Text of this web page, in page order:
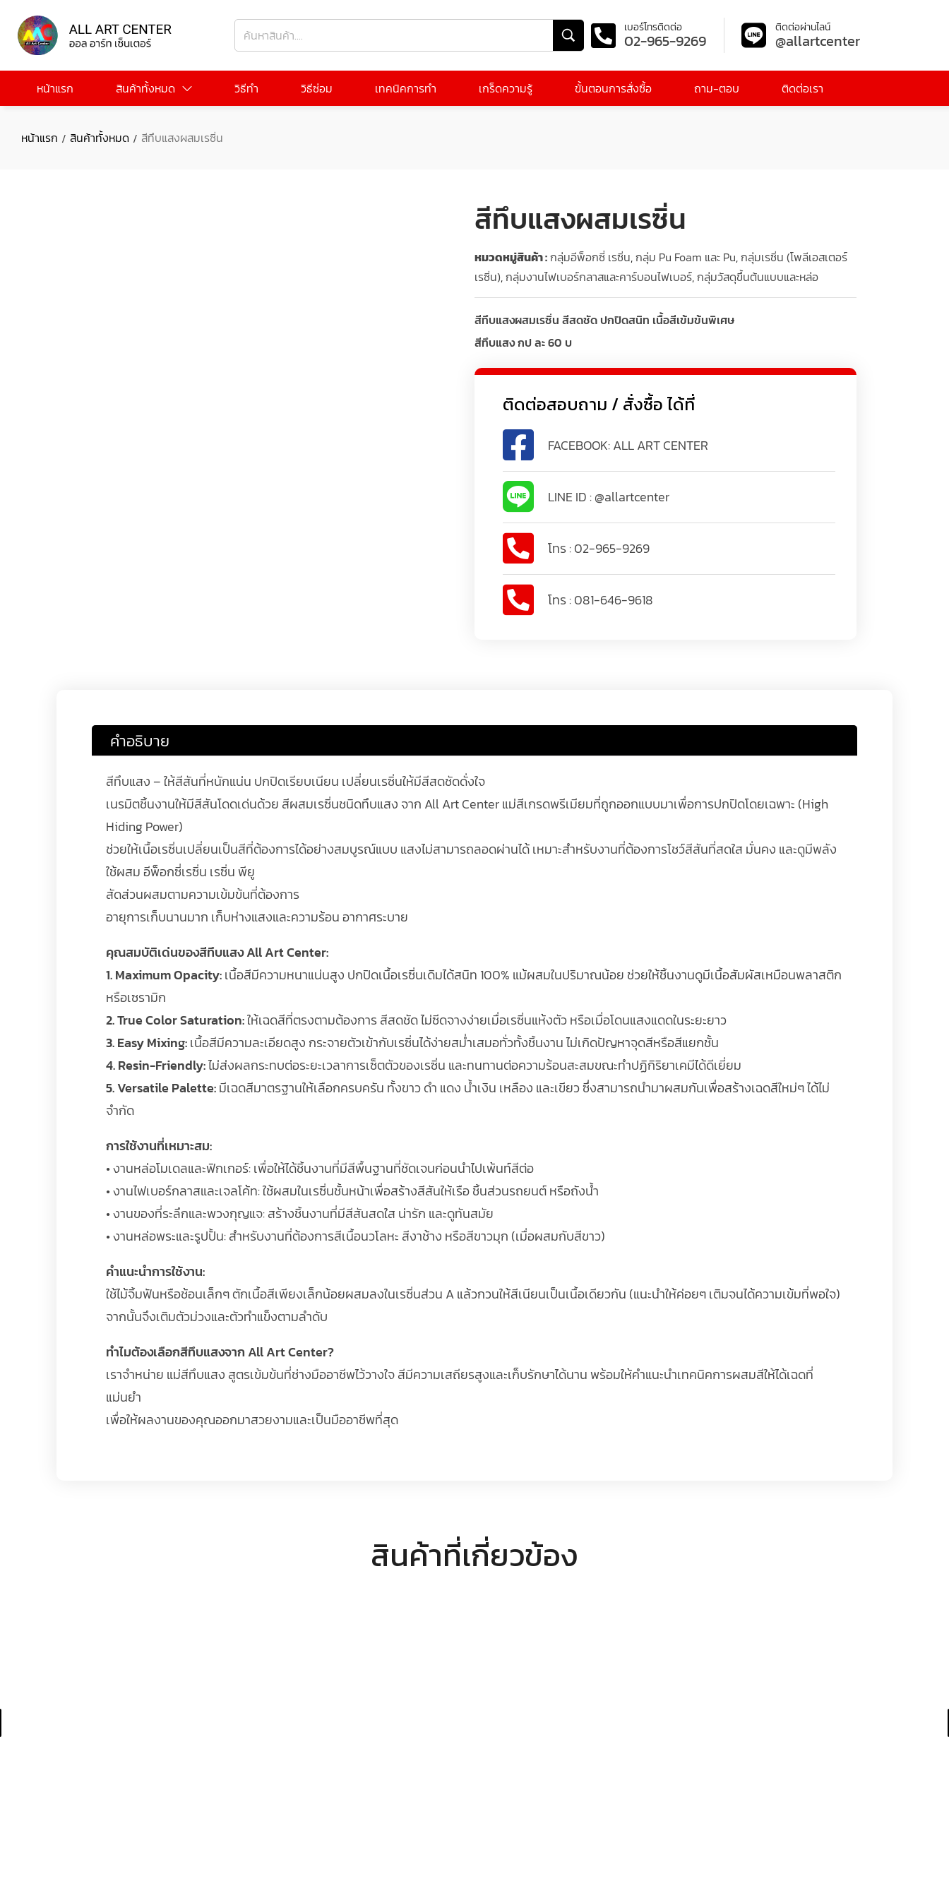
เบอร์โทรติดต่อ
02-965-9269
ติดต่อผ่านไลน์
@allartcenter
หน้าแรก สินค้าทั้งหมด วิธีทำ วิธีซ่อม เทคนิคการทำ เกร็ดความรู้ ขั้นตอนการสั่งซื้อ ถาม-ตอบ ติดต่อเรา
หน้าแรก / สินค้าทั้งหมด / สีทึบแสงผสมเรซิ่น
สีทึบแสงผสมเรซิ่น
หมวดหมู่สินค้า :กลุ่มอีพ็อกซี่ เรซิ่น,กลุ่ม Pu Foam และ Pu,กลุ่มเรซิ่น (โพลีเอสเตอร์
เรซิ่น),กลุ่มงานไฟเบอร์กลาสและคาร์บอนไฟเบอร์,กลุ่มวัสดุขึ้นต้นแบบและหล่อ
สีทึบแสงผสมเรซิ่น สีสดชัด ปกปิดสนิท เนื้อสีเข้มข้นพิเศษ
สีทึบแสง กป ละ 60 บ
ติดต่อสอบถาม / สั่งซื้อ ได้ที่
FACEBOOK: ALL ART CENTER
LINE ID : @allartcenter
โทร : 02-965-9269
โทร : 081-646-9618
คำอธิบาย
สีทึบแสง – ให้สีสันที่หนักแน่น ปกปิดเรียบเนียน เปลี่ยนเรซิ่นให้มีสีสดชัดดั่งใจ
เนรมิตชิ้นงานให้มีสีสันโดดเด่นด้วย สีผสมเรซิ่นชนิดทึบแสง จาก All Art Center แม่สีเกรดพรีเมียมที่ถูกออกแบบมาเพื่อการปกปิดโดยเฉพาะ (High
Hiding Power)
ช่วยให้เนื้อเรซิ่นเปลี่ยนเป็นสีที่ต้องการได้อย่างสมบูรณ์แบบ แสงไม่สามารถลอดผ่านได้ เหมาะสำหรับงานที่ต้องการโชว์สีสันที่สดใส มั่นคง และดูมีพลัง
ใช้ผสม อีพ็อกซี่เรซิ่น เรซิ่น พียู
สัดส่วนผสมตามความเข้มข้นที่ต้องการ
อายุการเก็บนานมาก เก็บห่างแสงและความร้อน อากาศระบาย
คุณสมบัติเด่นของสีทึบแสง All Art Center:
1. Maximum Opacity:เนื้อสีมีความหนาแน่นสูง ปกปิดเนื้อเรซิ่นเดิมได้สนิท 100% แม้ผสมในปริมาณน้อย ช่วยให้ชิ้นงานดูมีเนื้อสัมผัสเหมือนพลาสติก
หรือเซรามิก
2. True Color Saturation:ให้เฉดสีที่ตรงตามต้องการ สีสดชัด ไม่ซีดจางง่ายเมื่อเรซิ่นแห้งตัว หรือเมื่อโดนแสงแดดในระยะยาว
3. Easy Mixing:เนื้อสีมีความละเอียดสูง กระจายตัวเข้ากับเรซิ่นได้ง่ายสม่ำเสมอทั่วทั้งชิ้นงาน ไม่เกิดปัญหาจุดสีหรือสีแยกชั้น
4. Resin-Friendly:ไม่ส่งผลกระทบต่อระยะเวลาการเซ็ตตัวของเรซิ่น และทนทานต่อความร้อนสะสมขณะทำปฏิกิริยาเคมีได้ดีเยี่ยม
5. Versatile Palette:มีเฉดสีมาตรฐานให้เลือกครบครัน ทั้งขาว ดำ แดง น้ำเงิน เหลือง และเขียว ซึ่งสามารถนำมาผสมกันเพื่อสร้างเฉดสีใหม่ๆ ได้ไม่
จำกัด
การใช้งานที่เหมาะสม:
• งานหล่อโมเดลและฟิกเกอร์: เพื่อให้ได้ชิ้นงานที่มีสีพื้นฐานที่ชัดเจนก่อนนำไปเพ้นท์สีต่อ
• งานไฟเบอร์กลาสและเจลโค้ท: ใช้ผสมในเรซิ่นชั้นหน้าเพื่อสร้างสีสันให้เรือ ชิ้นส่วนรถยนต์ หรือถังน้ำ
• งานของที่ระลึกและพวงกุญแจ: สร้างชิ้นงานที่มีสีสันสดใส น่ารัก และดูทันสมัย
• งานหล่อพระและรูปปั้น: สำหรับงานที่ต้องการสีเนื้อนวโลหะ สีงาช้าง หรือสีขาวมุก (เมื่อผสมกับสีขาว)
คำแนะนำการใช้งาน:
ใช้ไม้จิ้มฟันหรือช้อนเล็กๆ ตักเนื้อสีเพียงเล็กน้อยผสมลงในเรซิ่นส่วน A แล้วกวนให้สีเนียนเป็นเนื้อเดียวกัน (แนะนำให้ค่อยๆ เติมจนได้ความเข้มที่พอใจ)
จากนั้นจึงเติมตัวม่วงและตัวทำแข็งตามลำดับ
ทำไมต้องเลือกสีทึบแสงจาก All Art Center?
เราจำหน่าย แม่สีทึบแสง สูตรเข้มข้นที่ช่างมืออาชีพไว้วางใจ สีมีความเสถียรสูงและเก็บรักษาได้นาน พร้อมให้คำแนะนำเทคนิคการผสมสีให้ได้เฉดที่
แม่นยำ
เพื่อให้ผลงานของคุณออกมาสวยงามและเป็นมืออาชีพที่สุด
สินค้าที่เกี่ยวข้อง